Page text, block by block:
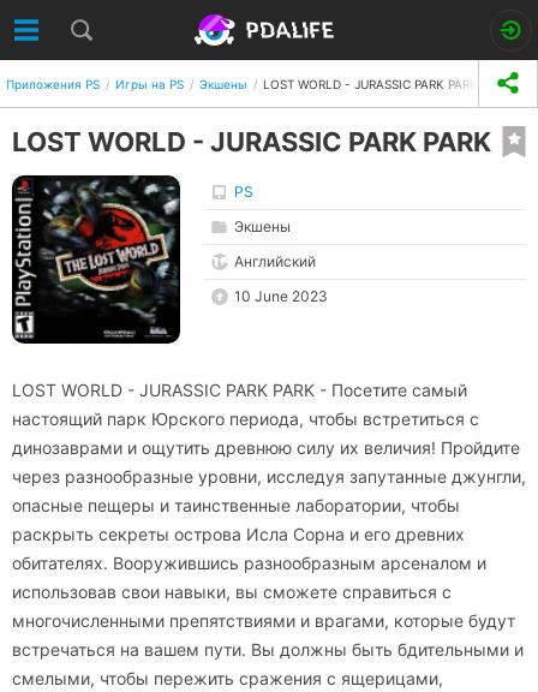
Приложения PS Игры на PS Экшены LOST WORLD - JURASSIC PARK PARK
LOST WORLD - JURASSIC PARK PARK
PS
Экшены
Английский
10 June 2023
LOST WORLD - JURASSIC PARK PARK - Посетите самый
настоящий парк Юрского периода, чтобы встретиться с
динозаврами и ощутить древнюю силу их величия! Пройдите
через разнообразные уровни, исследуя запутанные джунгли,
опасные пещеры и таинственные лаборатории, чтобы
раскрыть секреты острова Исла Сорна и его древних
обитателях. Вооружившись разнообразным арсеналом и
использовав свои навыки, вы сможете справиться с
многочисленными препятствиями и врагами, которые будут
встречаться на вашем пути. Вы должны быть бдительными и
смелыми, чтобы пережить сражения с ящерицами,